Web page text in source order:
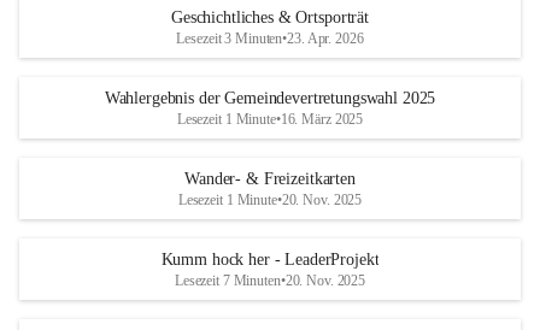
Geschichtliches & Ortsporträt
Lesezeit 3 Minuten•23. Apr. 2026
Wahlergebnis der Gemeindevertretungswahl 2025
Lesezeit 1 Minute•16. März 2025
Wander- & Freizeitkarten
Lesezeit 1 Minute•20. Nov. 2025
Kumm hock her - LeaderProjekt
Lesezeit 7 Minuten•20. Nov. 2025